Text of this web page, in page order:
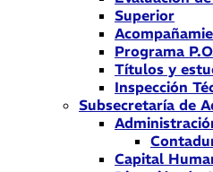
Superior
Programa
Títulos y
Inspección
Subsecretaría de
Capital